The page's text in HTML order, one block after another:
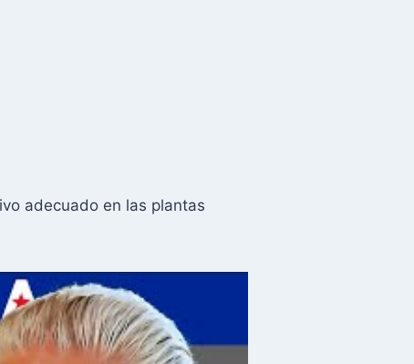
adecuado en las plantas